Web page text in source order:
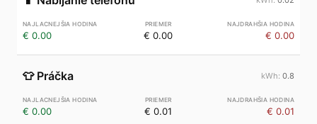
€ 0.00 € 0.00 € 0.00
👕 Práčka 0.8
€ 0.00 € 0.01 € 0.01